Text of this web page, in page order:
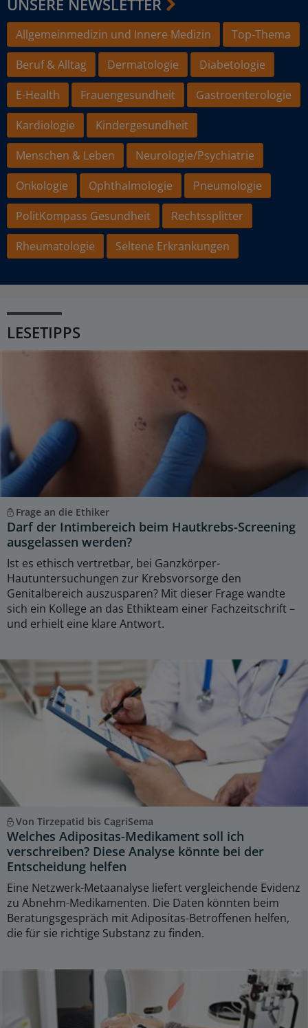
Allgemeinmedizin und Innere Medizin
Top-Thema
Beruf & Alltag
Dermatologie
Diabetologie
E-Health
Frauengesundheit
Gastroenterologie
Kardiologie
Kindergesundheit
Menschen & Leben
Neurologie/Psychiatrie
Onkologie
Ophthalmologie
Pneumologie
PolitKompass Gesundheit
Rechtssplitter
Rheumatologie
Seltene Erkrankungen
LESETIPPS
Frage an die Ethiker
Darf der Intimbereich beim Hautkrebs-Screening
ausgelassen werden?
Ist es ethisch vertretbar, bei Ganzkörper-
Hautuntersuchungen zur Krebsvorsorge den
Genitalbereich auszusparen? Mit dieser Frage wandte
sich ein Kollege an das Ethikteam einer Fachzeitschrift –
und erhielt eine klare Antwort.
Von Tirzepatid bis CagriSema
Welches Adipositas-Medikament soll ich
verschreiben? Diese Analyse könnte bei der
Entscheidung helfen
Eine Netzwerk-Metaanalyse liefert vergleichende Evidenz
zu Abnehm-Medikamenten. Die Daten könnten beim
Beratungsgespräch mit Adipositas-Betroffenen helfen,
die für sie richtige Substanz zu finden.